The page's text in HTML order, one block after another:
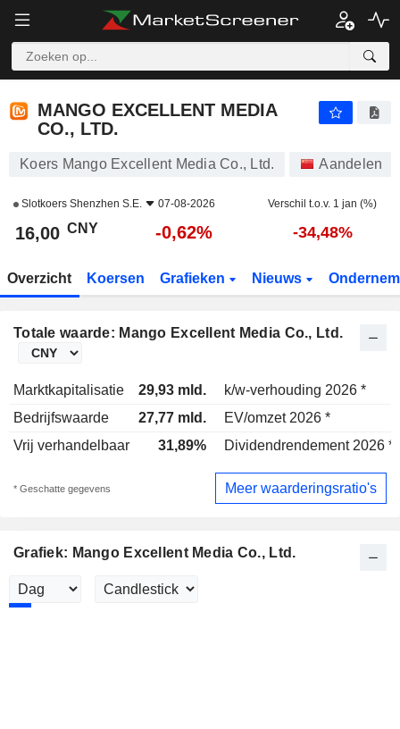
MANGO EXCELLENT MEDIA
CO., LTD.
Koers Mango Excellent Media Co., Ltd. Aandelen
Slotkoers Shenzhen S.E. 07-08-2026 Verschil t.o.v. 1 jan (%)
16,00 CNY -0,62% -34,48%
Overzicht Koersen Grafieken Nieuws
Totale waarde: Mango Excellent Media Co., Ltd.
Marktkapitalisatie 29,93 mld.
k/w-verhouding 2026 *
Bedrijfswaarde
27,77 mld.
EV/omzet 2026 *
Vrij verhandelbaar
31,89% Dividendrendement 2026 *
* Geschatte gegevens Meer waarderingsratio's
Grafiek: Mango Excellent Media Co., Ltd.